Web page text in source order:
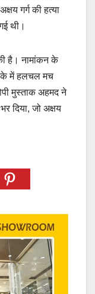
गर्ग की हत्या
थी।
है। नामांकन के
में हलचल मच
मुस्ताक अहमद ने
दिया, जो अक्षय